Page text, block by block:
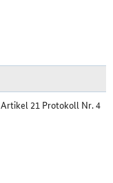
Artikel 21 Protokoll Nr. 4